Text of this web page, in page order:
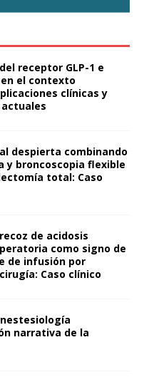
receptor GLP-1 e
en el contexto
clínicas y
despierta combinando
y broncoscopia flexible
total: Caso
de acidosis
como signo de
de infusión por
Caso clínico
narrativa de la